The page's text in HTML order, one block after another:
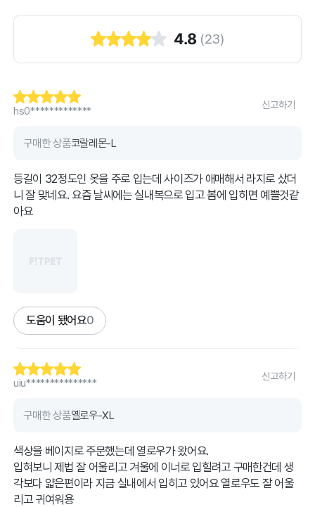
4.8 (23)
hs0*************
신고하기
구매한 상품코랄레몬-L
등길이 32정도인 옷을 주로 입는데 사이즈가 애매해서 라지로 샀더
니 잘 맞네요. 요즘 날씨에는 실내복으로 입고 봄에 입히면 예쁠것같
아요
도움이 됐어요0
uiu***************
신고하기
구매한 상품옐로우-XL
색상을 베이지로 주문했는데 열로우가 왔어요.
입혀보니 제법 잘 어울리고 겨울에 이너로 입힐려고 구매한건데 생
각보다 얇은편이라 지금 실내에서 입히고 있어요 열로우도 잘 어울
리고 귀여워용